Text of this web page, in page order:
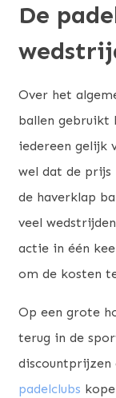
De
Over het
ballen gebruikt
iedereen gelijk
wel dat de
de haverklap
veel
actie in één
om de kosten
Op een grote
terug in de
discountprijzen
padelclubs